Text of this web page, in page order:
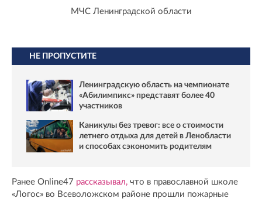
МЧС Ленинградской области
НЕ ПРОПУСТИТЕ
Ленинградскую область на чемпионате
«Абилимпикс» представят более 40
участников
Каникулы без тревог: все о стоимости
летнего отдыха для детей в Ленобласти
и способах сэкономить родителям
Ранее Online47 рассказывал, что в православной школе
«Логос» во Всеволожском районе прошли пожарные